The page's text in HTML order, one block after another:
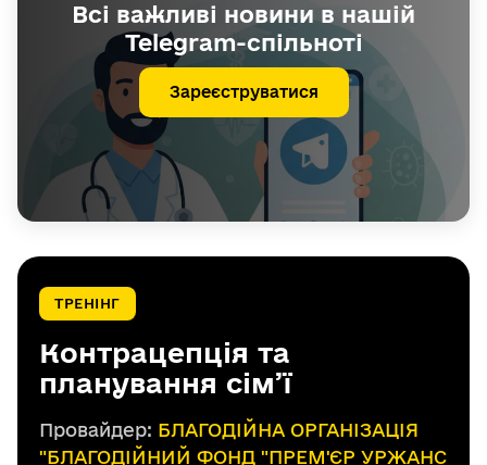
Всі важливі новини в нашій
Telegram-спільноті
Зареєструватися
ТРЕНІНГ
Контрацепція та
планування сім’ї
Провайдер: БЛАГОДІЙНА ОРГАНІЗАЦІЯ
"БЛАГОДІЙНИЙ ФОНД "ПРЕМ'ЄР УРЖАНС